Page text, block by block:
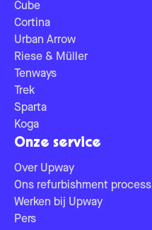
Cube
Cortina
Urban Arrow
Riese & Müller
Tenways
Trek
Sparta
Koga
Onze service
Over Upway
Ons refurbishment process
Werken bij Upway
Pers